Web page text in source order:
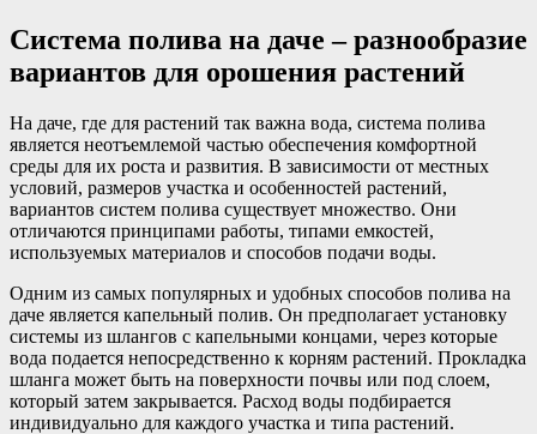
Система полива на даче – разнообразие
вариантов для орошения растений
На даче, где для растений так важна вода, система полива
является неотъемлемой частью обеспечения комфортной
среды для их роста и развития. В зависимости от местных
условий, размеров участка и особенностей растений,
вариантов систем полива существует множество. Они
отличаются принципами работы, типами емкостей,
используемых материалов и способов подачи воды.
Одним из самых популярных и удобных способов полива на
даче является капельный полив. Он предполагает установку
системы из шлангов с капельными концами, через которые
вода подается непосредственно к корням растений. Прокладка
шланга может быть на поверхности почвы или под слоем,
который затем закрывается. Расход воды подбирается
индивидуально для каждого участка и типа растений.